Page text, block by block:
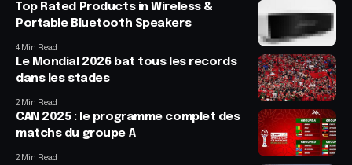
Top Rated Products in Wireless &
Portable Bluetooth Speakers
4 Min Read
Le Mondial 2026 bat tous les records
dans les stades
2 Min Read
CAN 2025 : le programme complet des
matchs du groupe A
2 Min Read